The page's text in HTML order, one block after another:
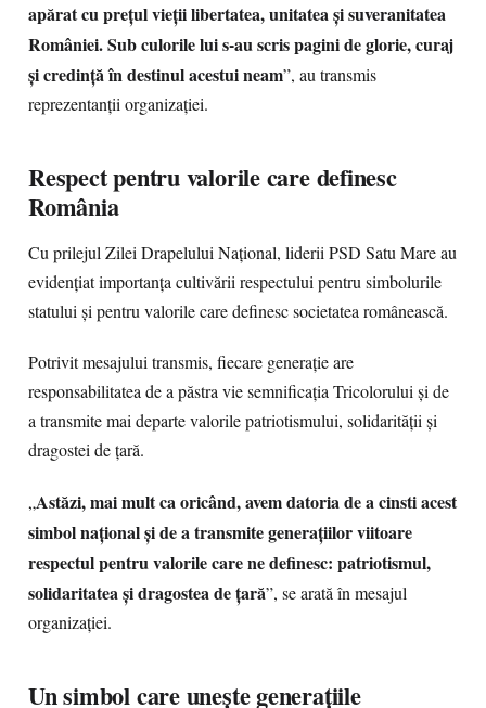
apărat cu prețul vieții libertatea, unitatea și suveranitatea
României. Sub culorile lui s-au scris pagini de glorie, curaj
și credință în destinul acestui neam”, au transmis
reprezentanții organizației.
Respect pentru valorile care definesc
România
Cu prilejul Zilei Drapelului Național, liderii PSD Satu Mare au
evidențiat importanța cultivării respectului pentru simbolurile
statului și pentru valorile care definesc societatea românească.
Potrivit mesajului transmis, fiecare generație are
responsabilitatea de a păstra vie semnificația Tricolorului și de
a transmite mai departe valorile patriotismului, solidarității și
dragostei de țară.
„Astăzi, mai mult ca oricând, avem datoria de a cinsti acest
simbol național și de a transmite generațiilor viitoare
respectul pentru valorile care ne definesc: patriotismul,
solidaritatea și dragostea de țară”, se arată în mesajul
organizației.
Un simbol care unește generațiile